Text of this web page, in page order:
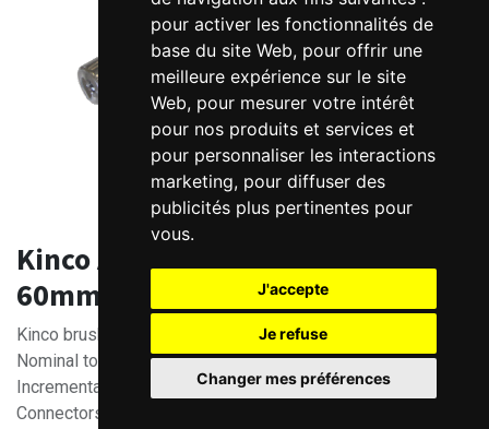
pour activer les fonctionnalités de
base du site Web, pour offrir une
meilleure expérience sur le site
Web, pour mesurer votre intérêt
pour nos produits et services et
pour personnaliser les interactions
marketing, pour diffuser des
publicités plus pertinentes pour
vous.
J'accepte
Je refuse
Changer mes préférences
Kinco AC Brushless Servo Motor
60mm - 200W - Series 2
Kinco brushless servo motor 200W / 3000rpm
Nominal torque 0.64 Nm, Max 1.92 Nm
Incremental encoder 2500 PPR
Connectors on motor cables (LKH version) or HFO aviation